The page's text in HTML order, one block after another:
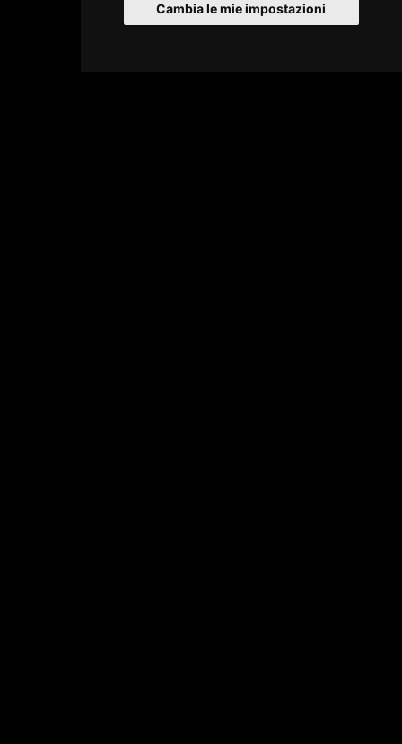
Cambia le mie impostazioni